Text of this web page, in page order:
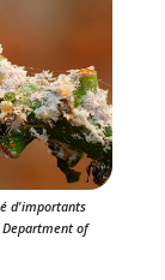
d'importants
of